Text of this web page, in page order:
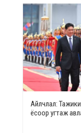
Айлчлал:
ёсоор угтаж